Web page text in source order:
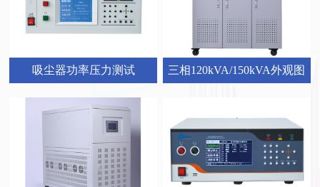
吸尘器功率压力测试 三相120kVA/150kVA外观图